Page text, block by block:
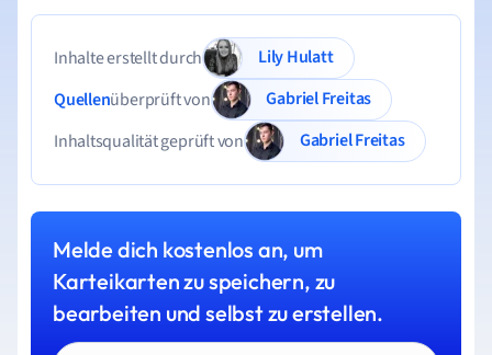
Inhalte erstellt durch
Lily Hulatt
Quellenüberprüft von
Gabriel Freitas
Inhaltsqualität geprüft von
Gabriel Freitas
Melde dich kostenlos an, um
Karteikarten zu speichern, zu
bearbeiten und selbst zu erstellen.